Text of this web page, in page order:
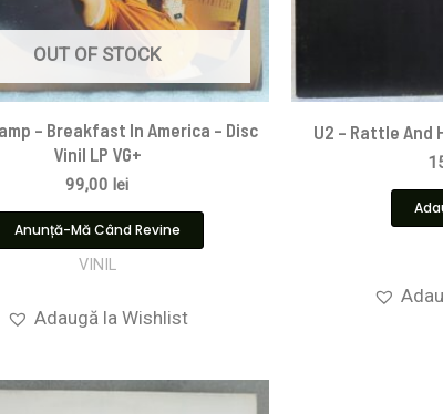
OUT OF STOCK
– Breakfast In America – Disc
Vinil LP VG+
99,00 lei
Anunță-Mă Când Revine
VINIL
Adaugă la Wishlist
U2 – Rattle And